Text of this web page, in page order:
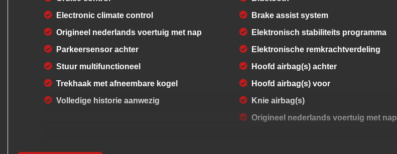
Electronic climate control
Origineel nederlands voertuig met nap
Parkeersensor achter
Stuur multifunctioneel
Trekhaak met afneembare kogel
Volledige historie aanwezig
Brake assist system
Elektronisch stabiliteits programma
Elektronische remkrachtverdeling
Hoofd airbag(s) achter
Hoofd airbag(s) voor
Knie airbag(s)
Origineel nederlands voertuig met nap